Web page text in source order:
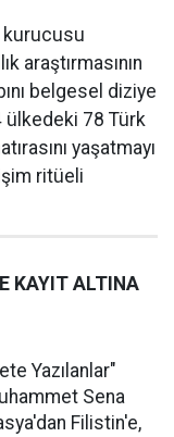
kurucusu
araştırmasının
belgesel diziye
ülkedeki 78 Türk
yaşatmayı
ritüeli
KAYIT ALTINA
Yazılanlar"
Sena
Filistin'e,